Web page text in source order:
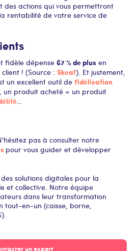
des actions qui vous permettront
rentabilité de votre service de
fidèle dépense 67 % de plus en
! (Source : Skeat). Et justement,
un excellent outil de fidélisation
un produit acheté = un produit
pas à consulter notre
pour vous guider et développer
solutions digitales pour la
et collective. Notre équipe
dans leur transformation
tout-en-un (caisse, borne,
un expert